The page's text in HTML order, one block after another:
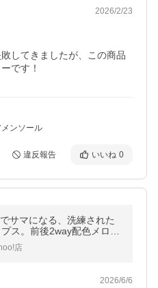
2026/2/23
してきましたが、この商品
です！
ンソール
違反報告 いいね 0
サマになる、洗練された
ス。前後2way配色メロウ
ップス（半袖） レディー
店
2026/6/6